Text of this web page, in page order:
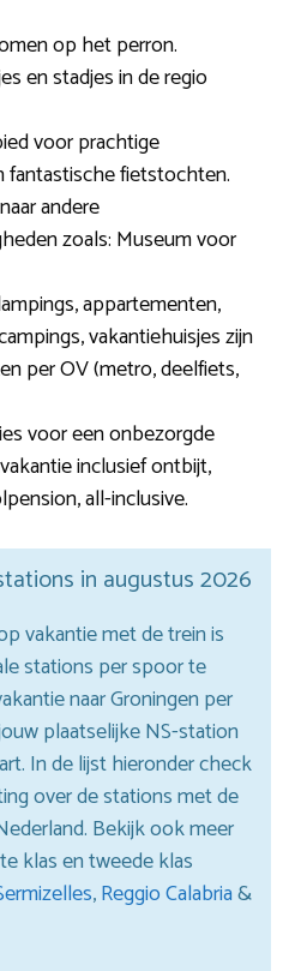
op het perron.
en stadjes in de regio
voor prachtige
fantastische fietstochten.
andere
zoals: Museum voor
appartementen,
vakantiehuisjes zijn
per OV (metro, deelfiets,
voor een onbezorgde
inclusief ontbijt,
all-inclusive.
in augustus 2026
vakantie met de trein is
stations per spoor te
naar Groningen per
plaatselijke NS-station
In de lijst hieronder check
over de stations met de
Bekijk ook meer
klas en tweede klas
,Reggio Calabria&